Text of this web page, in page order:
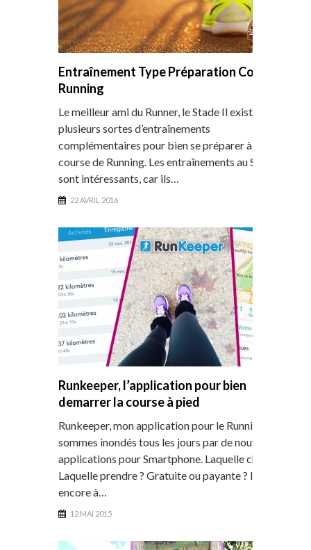
Entraînement Type Préparation Courses
Running
Le meilleur ami du Runner, le Stade Il existe
plusieurs sortes d’entraînements
complémentaires pour bien se préparer à une
course de Running. Les entraînements au Stade
sont intéressants, car ils…
22 AVRIL 2016
Runkeeper, l’application pour bien
demarrer la course à pied
Runkeeper, mon application pour le Running Nous
sommes inondés tous les jours par de nouvelles
applications pour Smartphone. Laquelle charger ?
Laquelle prendre ? Gratuite ou payante ? Il y a
encore à…
12 MAI 2015